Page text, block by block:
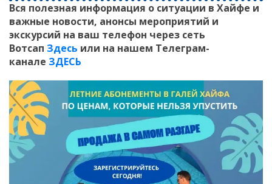
Вся полезная информация о ситуации в Хайфе и
важные новости, анонсы мероприятий и
экскурсий на ваш телефон через сеть
Вотсап Здесь или на нашем Телеграм-
канале ЗДЕСЬ